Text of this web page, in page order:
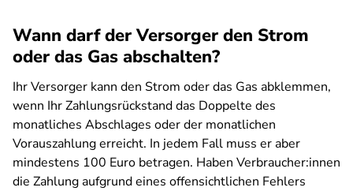
Wann darf der Versorger den Strom
oder das Gas abschalten?
Ihr Versorger kann den Strom oder das Gas abklemmen,
wenn Ihr Zahlungsrückstand das Doppelte des
monatliches Abschlages oder der monatlichen
Vorauszahlung erreicht. In jedem Fall muss er aber
mindestens 100 Euro betragen. Haben Verbraucher:innen
die Zahlung aufgrund eines offensichtlichen Fehlers